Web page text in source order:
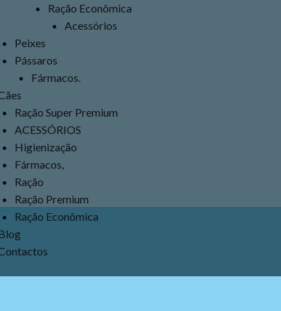
Ração Econômica
Acessórios
Peixes
Pássaros
Fármacos.
Ração Super Premium
ACESSÓRIOS
Higienização
Fármacos,
Ração
Ração Premium
Ração Econômica